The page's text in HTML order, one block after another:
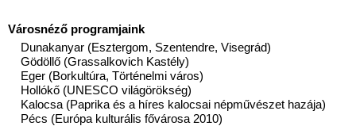
Városnéző programjaink
Dunakanyar (Esztergom, Szentendre, Visegrád)
Gödöllő (Grassalkovich Kastély)
Eger (Borkultúra, Történelmi város)
Hollókő (UNESCO világörökség)
Kalocsa (Paprika és a híres kalocsai népművészet hazája)
Pécs (Európa kulturális fővárosa 2010)